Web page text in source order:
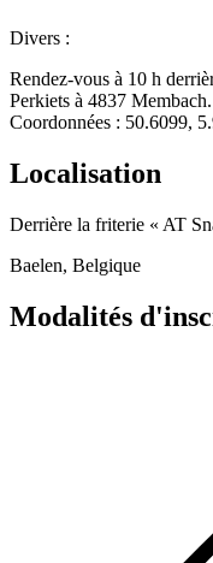
Divers :
Rendez-vous à 10 h
Perkiets à 4837 Membach.
Coordonnées : 50.6099,
Localisation
Derrière la friterie « AT
Baelen, Belgique
Modalités